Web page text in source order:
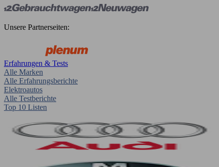
Unsere Partnerseiten:
Erfahrungen & Tests
Alle Marken
Alle Erfahrungsberichte
Elektroautos
Alle Testberichte
Top 10 Listen